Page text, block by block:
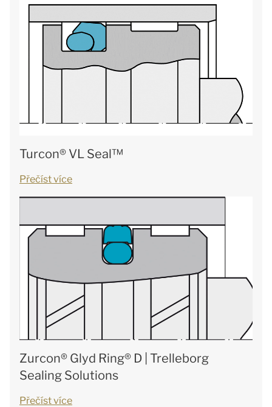
Turcon® VL Seal™
Přečíst více
Zurcon® Glyd Ring® D | Trelleborg
Sealing Solutions
Přečíst více